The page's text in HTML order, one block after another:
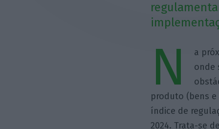
N a
onde
produto (bens
índice de
2024. Trata-se